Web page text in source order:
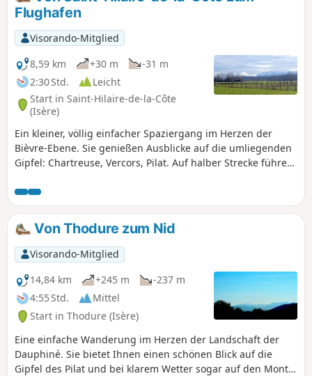
Flughafen
Visorando-Mitglied
8,59 km
+30 m
-31 m
2:30 Std.
Leicht
Start in Saint-Hilaire-de-la-Côte
(Isère)
Ein kleiner, völlig einfacher Spaziergang im Herzen der
Bièvre-Ebene. Sie genießen Ausblicke auf die umliegenden
Gipfel: Chartreuse, Vercors, Pilat. Auf halber Strecke führen
haben vielleicht das Glück, ein Flugzeug starten oder
landen zu sehen.
Von Thodure zum Nid
Visorando-Mitglied
14,84 km
+245 m
-237 m
4:55 Std.
Mittel
Start in Thodure (Isère)
Eine einfache Wanderung im Herzen der Landschaft der
Dauphiné. Sie bietet Ihnen einen schönen Blick auf die
Gipfel des Pilat und bei klarem Wetter sogar auf den Mont